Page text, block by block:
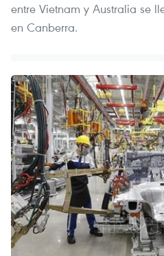
entre Vietnam y Australia se
en Canberra.